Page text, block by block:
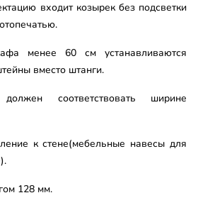
входит козырек без подсветки
менее 60 см устанавливаются
вместо штанги.
соответствовать ширине
к стене(мебельные навесы для
128 мм.